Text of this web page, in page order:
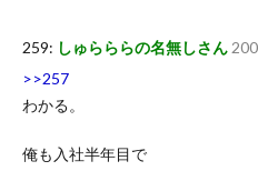
259: しゅらららの名無しさん
>>257
わかる。
俺も入社半年目で